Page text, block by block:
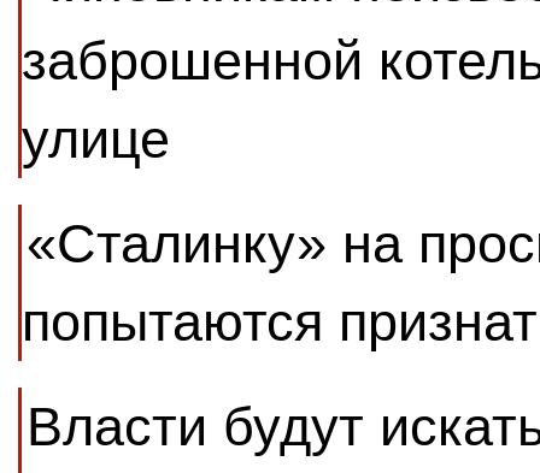
заброшенной
улице
«Сталинку» на
попытаются
Власти будут